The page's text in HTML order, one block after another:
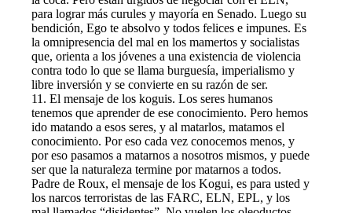
para lograr más curules y mayoría en Senado. Luego su
bendición, Ego te absolvo y todos felices e impunes. Es
la omnipresencia del mal en los mamertos y socialistas
que, orienta a los jóvenes a una existencia de violencia
contra todo lo que se llama burguesía, imperialismo y
libre inversión y se convierte en su razón de ser.
11. El mensaje de los koguis. Los seres humanos
tenemos que aprender de ese conocimiento. Pero hemos
ido matando a esos seres, y al matarlos, matamos el
conocimiento. Por eso cada vez conocemos menos, y
por eso pasamos a matarnos a nosotros mismos, y puede
ser que la naturaleza termine por matarnos a todos.
Padre de Roux, el mensaje de los Kogui, es para usted y
los narcos terroristas de las FARC, ELN, EPL, y los